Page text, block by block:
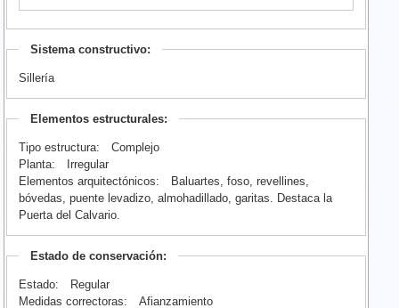
Sistema constructivo:
Sillería
Elementos estructurales:
Tipo estructura:
Complejo
Planta:
Irregular
Elementos arquitectónicos:
Baluartes, foso, revellines,
bóvedas, puente levadizo, almohadillado, garitas. Destaca la
Puerta del Calvario.
Estado de conservación:
Estado:
Regular
Medidas correctoras:
Afianzamiento